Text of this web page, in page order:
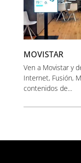
MOVISTAR
Ven a Movistar y
Internet, Fusión,
contenidos de...